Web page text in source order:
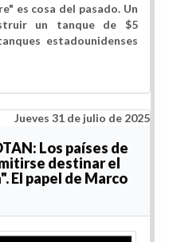
es cosa del pasado. Un
un tanque de $5
estadounidenses
Jueves 31 de julio de 2025
Los países de
destinar el
El papel de Marco